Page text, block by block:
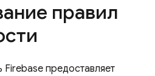
правил
Firebase предоставляет